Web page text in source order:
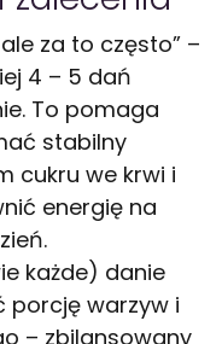
za to często” –
4 – 5 dań
To pomaga
stabilny
cukru we krwi i
energię na
każde) danie
porcję warzyw i
– zbilansowany